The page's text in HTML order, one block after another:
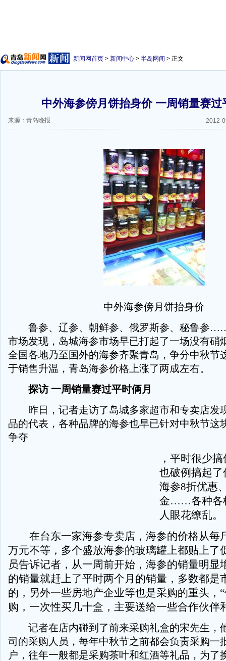
新闻网首页 > 新闻中心 > 半岛网闻 > 正文
中外海参傍月饼抬身价 一周销量赛过
来源：青岛晚报 -- 2012-
中外海参傍月饼抬身价
鲁参、辽参、朝鲜参、俄罗斯参、秘鲁参
市场发现，岛城海参市场早已打起了一场没有硝
全国各地乃至国外的海参齐聚青岛，争分中秋节
于销售升温，青岛海参价格上涨了两成左右。
探访 一周销量赛过平时俩月
昨日，记者走访了岛城多家超市和专卖店发
品的代表，各种品牌的海参也早已针对中秋节这
争夺
，平时很少
也破例搞起
海参8折优惠
金……各种各
人眼花缭乱。
在台东一家海参专卖店，海参的价格从每
万元不等，多个盛放海参的玻璃罐上都贴上了
员告诉记者，从一周前开始，海参的销量明显
的销量就赶上了平时两个月的销量，多数都是
的，另外一些房地产企业等也是采购的重头，
购，一次性买几十盒，主要送给一些合作伙伴
记者在店内碰到了前来采购礼盒的宋先生，
司的采购人员，每年中秋节之前都会负责采购一
户，往年一般都是采购茶叶和红酒等礼品，为了